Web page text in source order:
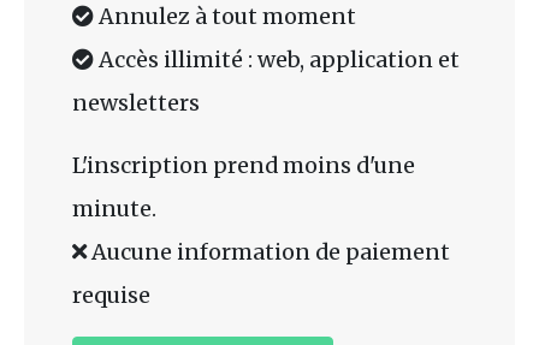
Annulez à tout moment
Accès illimité : web, application et
newsletters
L'inscription prend moins d'une
minute.
Aucune information de paiement
requise